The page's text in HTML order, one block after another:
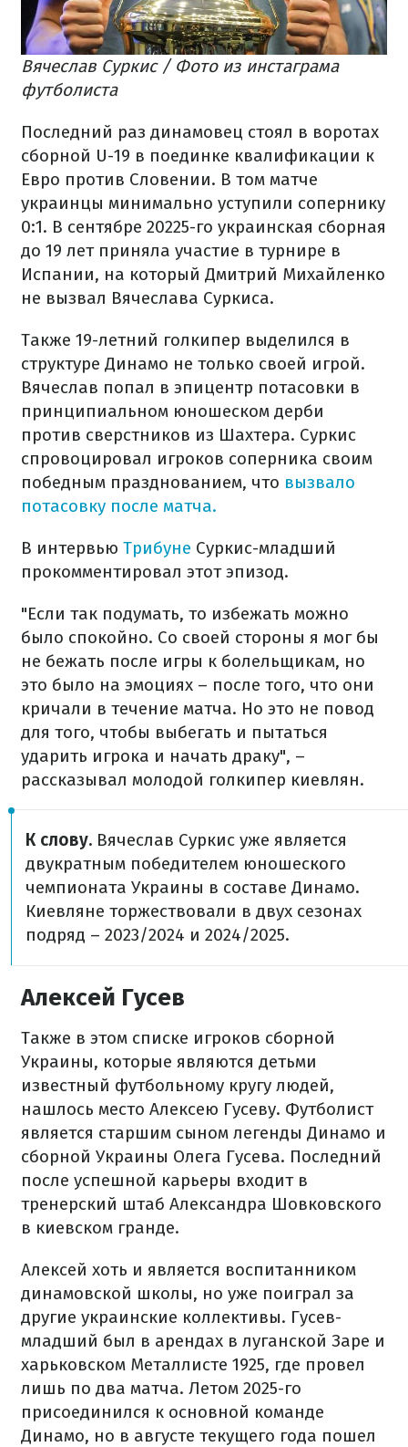
Вячеслав Суркис / Фото из инстаграма
футболиста
Последний раз динамовец стоял в воротах
сборной U-19 в поединке квалификации к
Евро против Словении. В том матче
украинцы минимально уступили сопернику
0:1. В сентябре 20225-го украинская сборная
до 19 лет приняла участие в турнире в
Испании, на который Дмитрий Михайленко
не вызвал Вячеслава Суркиса.
Также 19-летний голкипер выделился в
структуре Динамо не только своей игрой.
Вячеслав попал в эпицентр потасовки в
принципиальном юношеском дерби
против сверстников из Шахтера. Суркис
спровоцировал игроков соперника своим
победным празднованием, что вызвало
потасовку после матча.
В интервью Трибуне Суркис-младший
прокомментировал этот эпизод.
"Если так подумать, то избежать можно
было спокойно. Со своей стороны я мог бы
не бежать после игры к болельщикам, но
это было на эмоциях – после того, что они
кричали в течение матча. Но это не повод
для того, чтобы выбегать и пытаться
ударить игрока и начать драку", –
рассказывал молодой голкипер киевлян.
К слову. Вячеслав Суркис уже является
двукратным победителем юношеского
чемпионата Украины в составе Динамо.
Киевляне торжествовали в двух сезонах
подряд – 2023/2024 и 2024/2025.
Алексей Гусев
Также в этом списке игроков сборной
Украины, которые являются детьми
известный футбольному кругу людей,
нашлось место Алексею Гусеву. Футболист
является старшим сыном легенды Динамо и
сборной Украины Олега Гусева. Последний
после успешной карьеры входит в
тренерский штаб Александра Шовковского
в киевском гранде.
Алексей хоть и является воспитанником
динамовской школы, но уже поиграл за
другие украинские коллективы. Гусев-
младший был в арендах в луганской Заре и
харьковском Металлисте 1925, где провел
лишь по два матча. Летом 2025-го
присоединился к основной команде
Динамо, но в августе текущего года пошел